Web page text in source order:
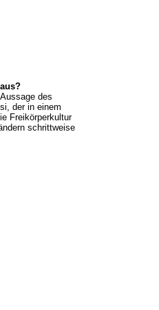
des
der in einem
Freikörperkultur
schrittweise